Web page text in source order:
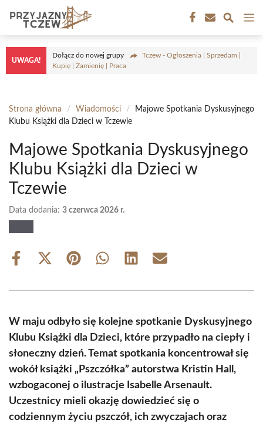
treści
UWAGA!
Dołącz do nowej grupy
Tczew - Ogłoszenia | Sprzedam |
Kupię | Zamienię | Praca
Strona główna / Wiadomości /
Majowe Spotkania Dyskusyjnego
Klubu Książki dla Dzieci w Tczewie
Majowe Spotkania Dyskusyjnego
Klubu Książki dla Dzieci w
Tczewie
Data dodania: 3 czerwca 2026 r.
Share
Share
(Twitter)
Share Share Share Share
W maju odbyło się kolejne spotkanie Dyskusyjnego
Klubu Książki dla Dzieci, które przypadło na ciepły i
słoneczny dzień. Temat spotkania koncentrował się
wokół książki „Pszczółka” autorstwa Kristin Hall,
wzbogaconej o ilustracje Isabelle Arsenault.
Uczestnicy mieli okazję dowiedzieć się o
codziennym życiu pszczół, ich zwyczajach oraz